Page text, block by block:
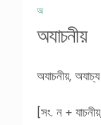
অ
অযাচনীয়
অযাচনীয়,
[সং. ন +